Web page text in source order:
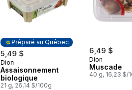
Préparé au Québec
5,49 $
Préparé au Québec
Dion
Assaisonnement
biologique
21 g, 26,14 $/100g
6,49 $
Dion
Muscade
40 g, 16,23 $/